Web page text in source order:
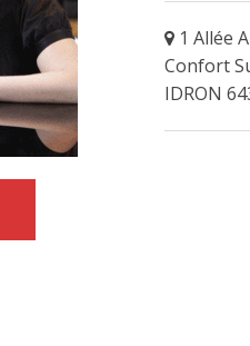
1 Allée
Confort
IDRON